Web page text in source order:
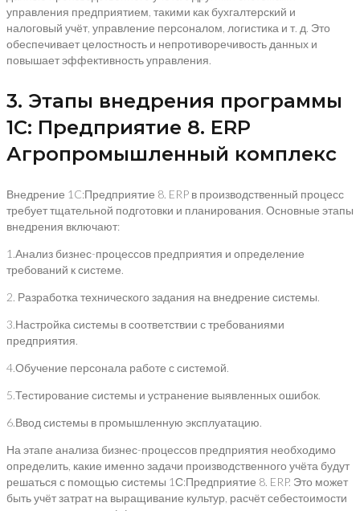
управления предприятием, такими как бухгалтерский и
налоговый учёт, управление персоналом, логистика и т. д. Это
обеспечивает целостность и непротиворечивость данных и
повышает эффективность управления.
3. Этапы внедрения программы
1C: Предприятие 8. ERP
Агропромышленный комплекс
Внедрение 1C:Предприятие 8. ERP в производственный процесс
требует тщательной подготовки и планирования. Основные этапы
внедрения включают:
1.Анализ бизнес-процессов предприятия и определение
требований к системе.
2. Разработка технического задания на внедрение системы.
3.Настройка системы в соответствии с требованиями
предприятия.
4.Обучение персонала работе с системой.
5.Тестирование системы и устранение выявленных ошибок.
6.Ввод системы в промышленную эксплуатацию.
На этапе анализа бизнес-процессов предприятия необходимо
определить, какие именно задачи производственного учёта будут
решаться с помощью системы 1С:Предприятие 8. ERP. Это может
быть учёт затрат на выращивание культур, расчёт себестоимости